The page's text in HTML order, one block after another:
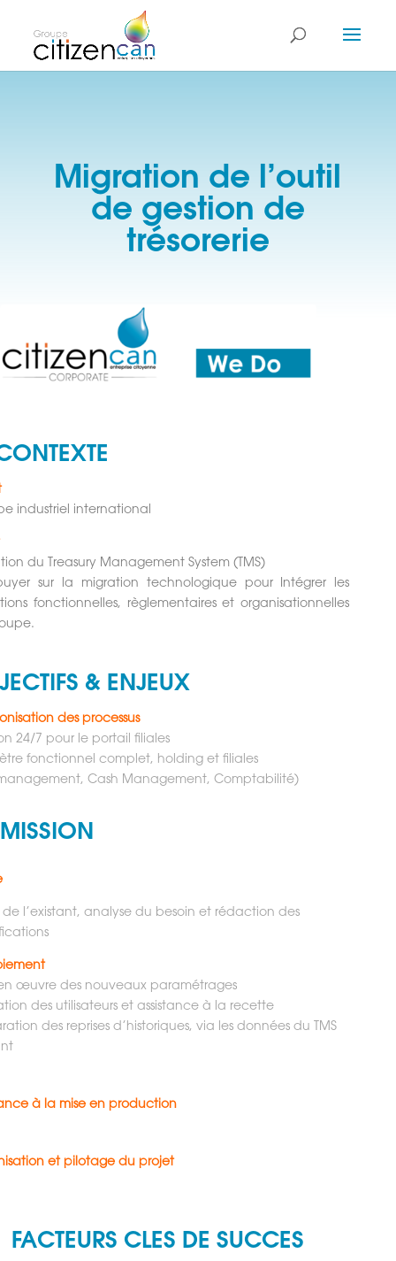
Migration de l’outil
de gestion de
trésorerie
industriel international
du Treasury Management System (TMS)
sur la migration technologique pour Intégrer les
fonctionnelles, règlementaires et organisationnelles
& ENJEUX
des processus
24/7 pour le portail filiales
fonctionnel complet, holding et filiales
Cash Management, Comptabilité)
l’existant, analyse du besoin et rédaction des
œuvre des nouveaux paramétrages
des utilisateurs et assistance à la recette
des reprises d’historiques, via les données du TMS
à la mise en production
et pilotage du projet
FACTEURS CLES DE SUCCES